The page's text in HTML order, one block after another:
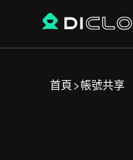
首頁 帳號共享